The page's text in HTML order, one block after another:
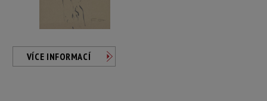
VÍCE INFORMACÍ